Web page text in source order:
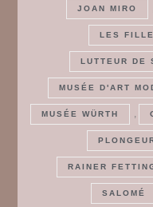
JOAN MIRO
LES
LUTTEUR DE
MUSÉE D'ART
MUSÉE WÜRTH ,
RAINER
SALOMÉ